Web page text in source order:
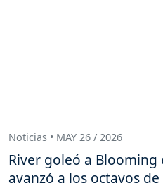
Noticias • MAY 26 / 2026
River goleó a
avanzó a los octavos